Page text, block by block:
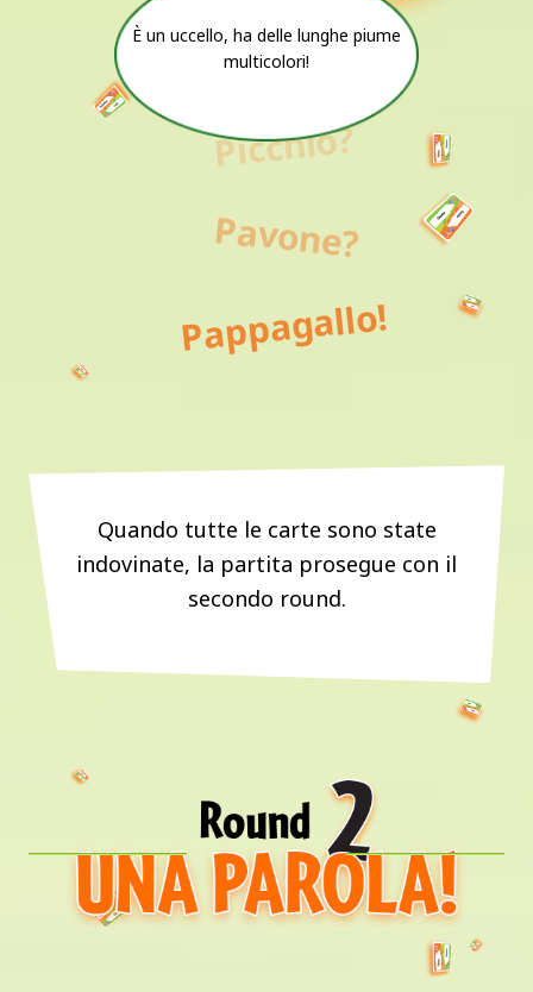
È un uccello, ha delle lunghe piume
multicolori!
Picchio?
Pavone?
Pappagallo!
Quando tutte le carte sono state
indovinate, la partita prosegue con il
secondo round.